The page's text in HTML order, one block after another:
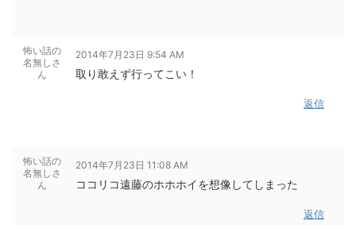
怖い話の
名無しさ
ん
2014年7月23日 9:54 AM
取り敢えず行ってこい！
返信
怖い話の
名無しさ
ん
2014年7月23日 11:08 AM
ココリコ遠藤のホホホイを想像してしまった
返信